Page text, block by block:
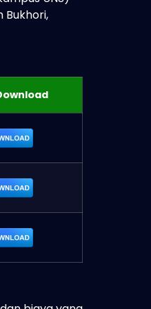
Bukhori,